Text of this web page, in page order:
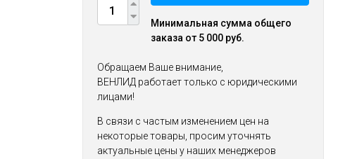
Минимальная сумма общего
заказа от 5 000 руб.
Обращаем Ваше внимание,
ВЕНЛИД работает только с юридическими
лицами!
В связи с частым изменением цен на
некоторые товары, просим уточнять
актуальные цены у наших менеджеров